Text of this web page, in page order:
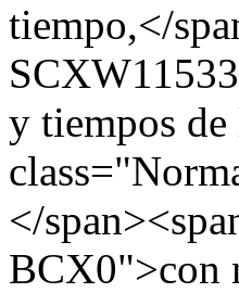
tiempo,</
y tiempos
</
BCX0">con